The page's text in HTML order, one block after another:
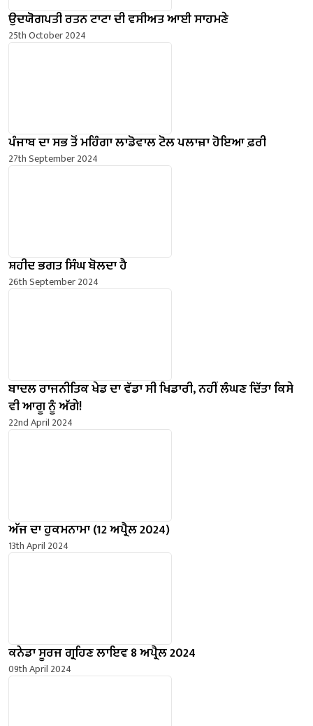
ਉਦਯੋਗਪਤੀ ਰਤਨ ਟਾਟਾ ਦੀ ਵਸੀਅਤ ਆਈ ਸਾਹਮਣੇ
25th October 2024
ਪੰਜਾਬ ਦਾ ਸਭ ਤੋਂ ਮਹਿੰਗਾ ਲਾਡੋਵਾਲ ਟੋਲ ਪਲਾਜ਼ਾ ਹੋਇਆ ਫ਼ਰੀ
27th September 2024
ਸ਼ਹੀਦ ਭਗਤ ਸਿੰਘ ਬੋਲਦਾ ਹੈ
26th September 2024
ਬਾਦਲ ਰਾਜਨੀਤਿਕ ਖੇਡ ਦਾ ਵੱਡਾ ਸੀ ਖਿਡਾਰੀ, ਨਹੀਂ ਲੰਘਣ ਦਿੱਤਾ ਕਿਸੇ
ਵੀ ਆਗੂ ਨੂੰ ਅੱਗੇ!
22nd April 2024
ਅੱਜ ਦਾ ਹੁਕਮਨਾਮਾ (12 ਅਪ੍ਰੈਲ 2024)
13th April 2024
ਕਨੇਡਾ ਸੂਰਜ ਗ੍ਰਹਿਣ ਲਾਇਵ 8 ਅਪ੍ਰੈਲ 2024
09th April 2024